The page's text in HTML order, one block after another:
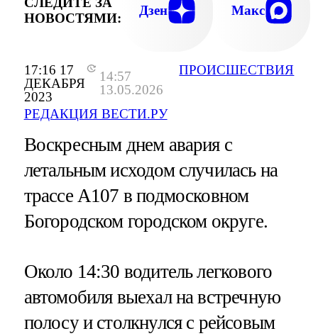
17:16 17
ДЕКАБРЯ
2023
14:57
13.05.2026
РЕДАКЦИЯ ВЕСТИ.РУ
ПРОИСШЕСТВИЯ
НОВОСТЯМИ:
Дзен Макс
Воскресным днем авария с
летальным исходом случилась на
трассе А107 в подмосковном
Богородском городском округе.
Около 14:30 водитель легкового
автомобиля выехал на встречную
полосу и столкнулся с рейсовым